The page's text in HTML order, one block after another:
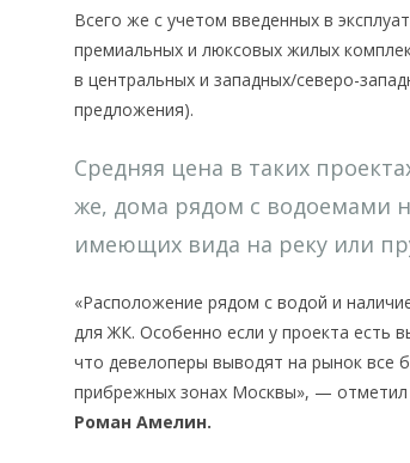
Всего же с учетом введенных в
премиальных и люксовых жилых
в центральных и западных/северо-
предложения).
Средняя цена в таких
же, дома рядом с водоемами
имеющих вида на реку или
«Расположение рядом с водой и
для ЖК. Особенно если у проекта есть
что девелоперы выводят на рынок все
прибрежных зонах Москвы», — отметил
Роман Амелин.